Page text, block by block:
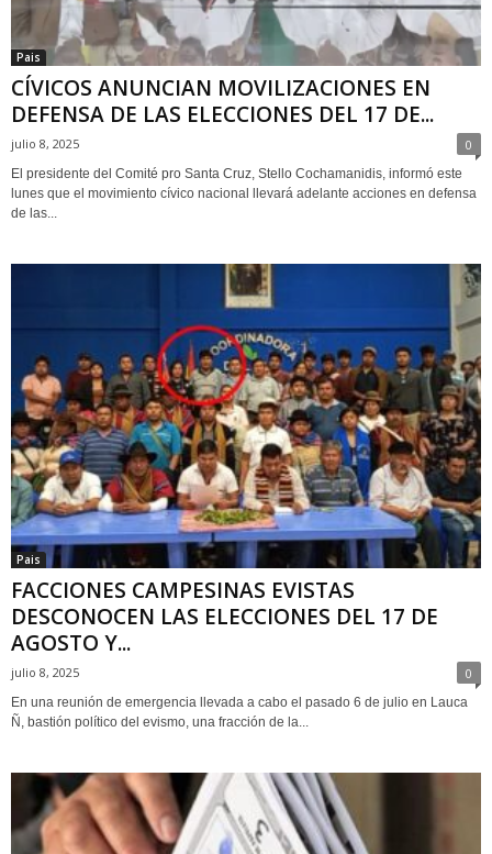
Pais
CÍVICOS ANUNCIAN MOVILIZACIONES EN
DEFENSA DE LAS ELECCIONES DEL 17 DE...
julio 8, 2025 0
El presidente del Comité pro Santa Cruz, Stello Cochamanidis, informó este
lunes que el movimiento cívico nacional llevará adelante acciones en defensa
de las...
Pais
FACCIONES CAMPESINAS EVISTAS
DESCONOCEN LAS ELECCIONES DEL 17 DE
AGOSTO Y...
julio 8, 2025 0
En una reunión de emergencia llevada a cabo el pasado 6 de julio en Lauca
Ñ, bastión político del evismo, una fracción de la...